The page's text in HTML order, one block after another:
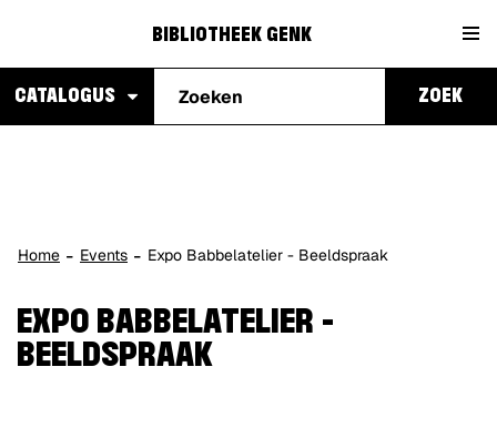
Genk
BIBLIOTHEEK GENK
CATALOGUS
kunnen
we je
ZOEK
Home Events Expo Babbelatelier - Beeldspraak
EXPO BABBELATELIER -
BEELDSPRAAK